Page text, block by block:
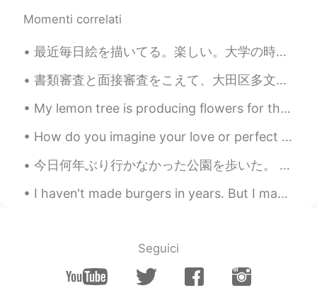
@Mohammed
swalqa 2019.10.20 08:07
AR EN
Good morning
Pauline_xiaolian 2019.10.20 07:58
EN
Momenti correlati
最近毎日絵を描いてる。楽しい。大学の時思い出して懐かしい。 フランスに帰ってから、携わったアニメが全部3Dだったから、絵を描かなくなってしまった。日本でアニメの仕事したらセルアニメできるけど、...
書類審査と面接審査をこえて、大田区多文化生推進協議会委員に選ばれました。楽しみと緊張感も両方ありますが、頑張っていきたいと思います！ 間違いばかりですが、実は面接審査がグループ面接で日本語で行...
My lemon tree is producing flowers for the first time. I am so excited! It smells really good too. 🌼
How do you imagine your love or perfect date? For me, I always imagine it the same way in my lif...
今日何年ぶり行かなかった公園を歩いた。 こんなとてもオーストラリアっぽい自然と景色がとても大好きだ。 オーストラリアの自然は自分の中で独特の感覚を引き出す。 アボリジニー人はこの感覚が精霊...
I haven't made burgers in years. But I made the patties a bit too thick 🤣 My sister said that she...
Seguici